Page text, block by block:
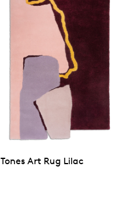
Tones Art Rug Lilac